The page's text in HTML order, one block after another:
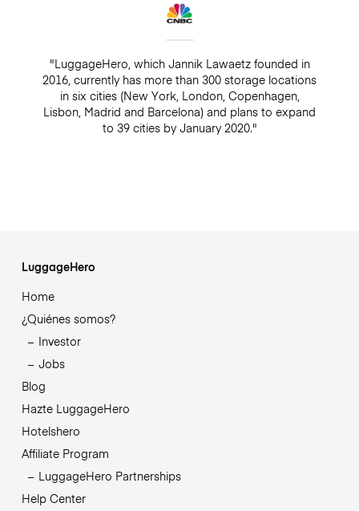
"LuggageHero, which Jannik Lawaetz founded in
2016, currently has more than 300 storage locations
in six cities (New York, London, Copenhagen,
Lisbon, Madrid and Barcelona) and plans to expand
to 39 cities by January 2020."
LuggageHero
Home
¿Quiénes somos?
Investor
Jobs
Blog
Hazte LuggageHero
Hotelshero
Affiliate Program
LuggageHero Partnerships
Help Center